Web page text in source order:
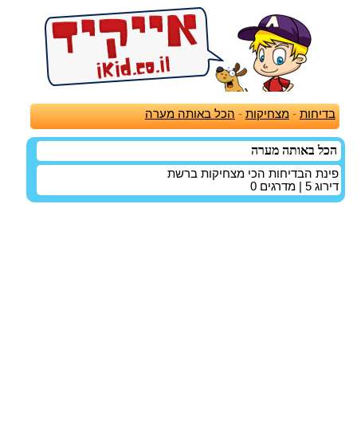
בדיחות -מצחיקות - הכל באותה מערה
הכל באותה מערה
פינת הבדיחות הכי מצחיקות ברשת
דירוג 5 | מדרגים 0